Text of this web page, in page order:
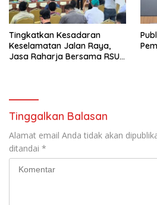
Tingkatkan Kesadaran
Keselamatan Jalan Raya,
Jasa Raharja Bersama RSU
Tinggalkan Balasan
Alamat email Anda tidak akan
ditandai *